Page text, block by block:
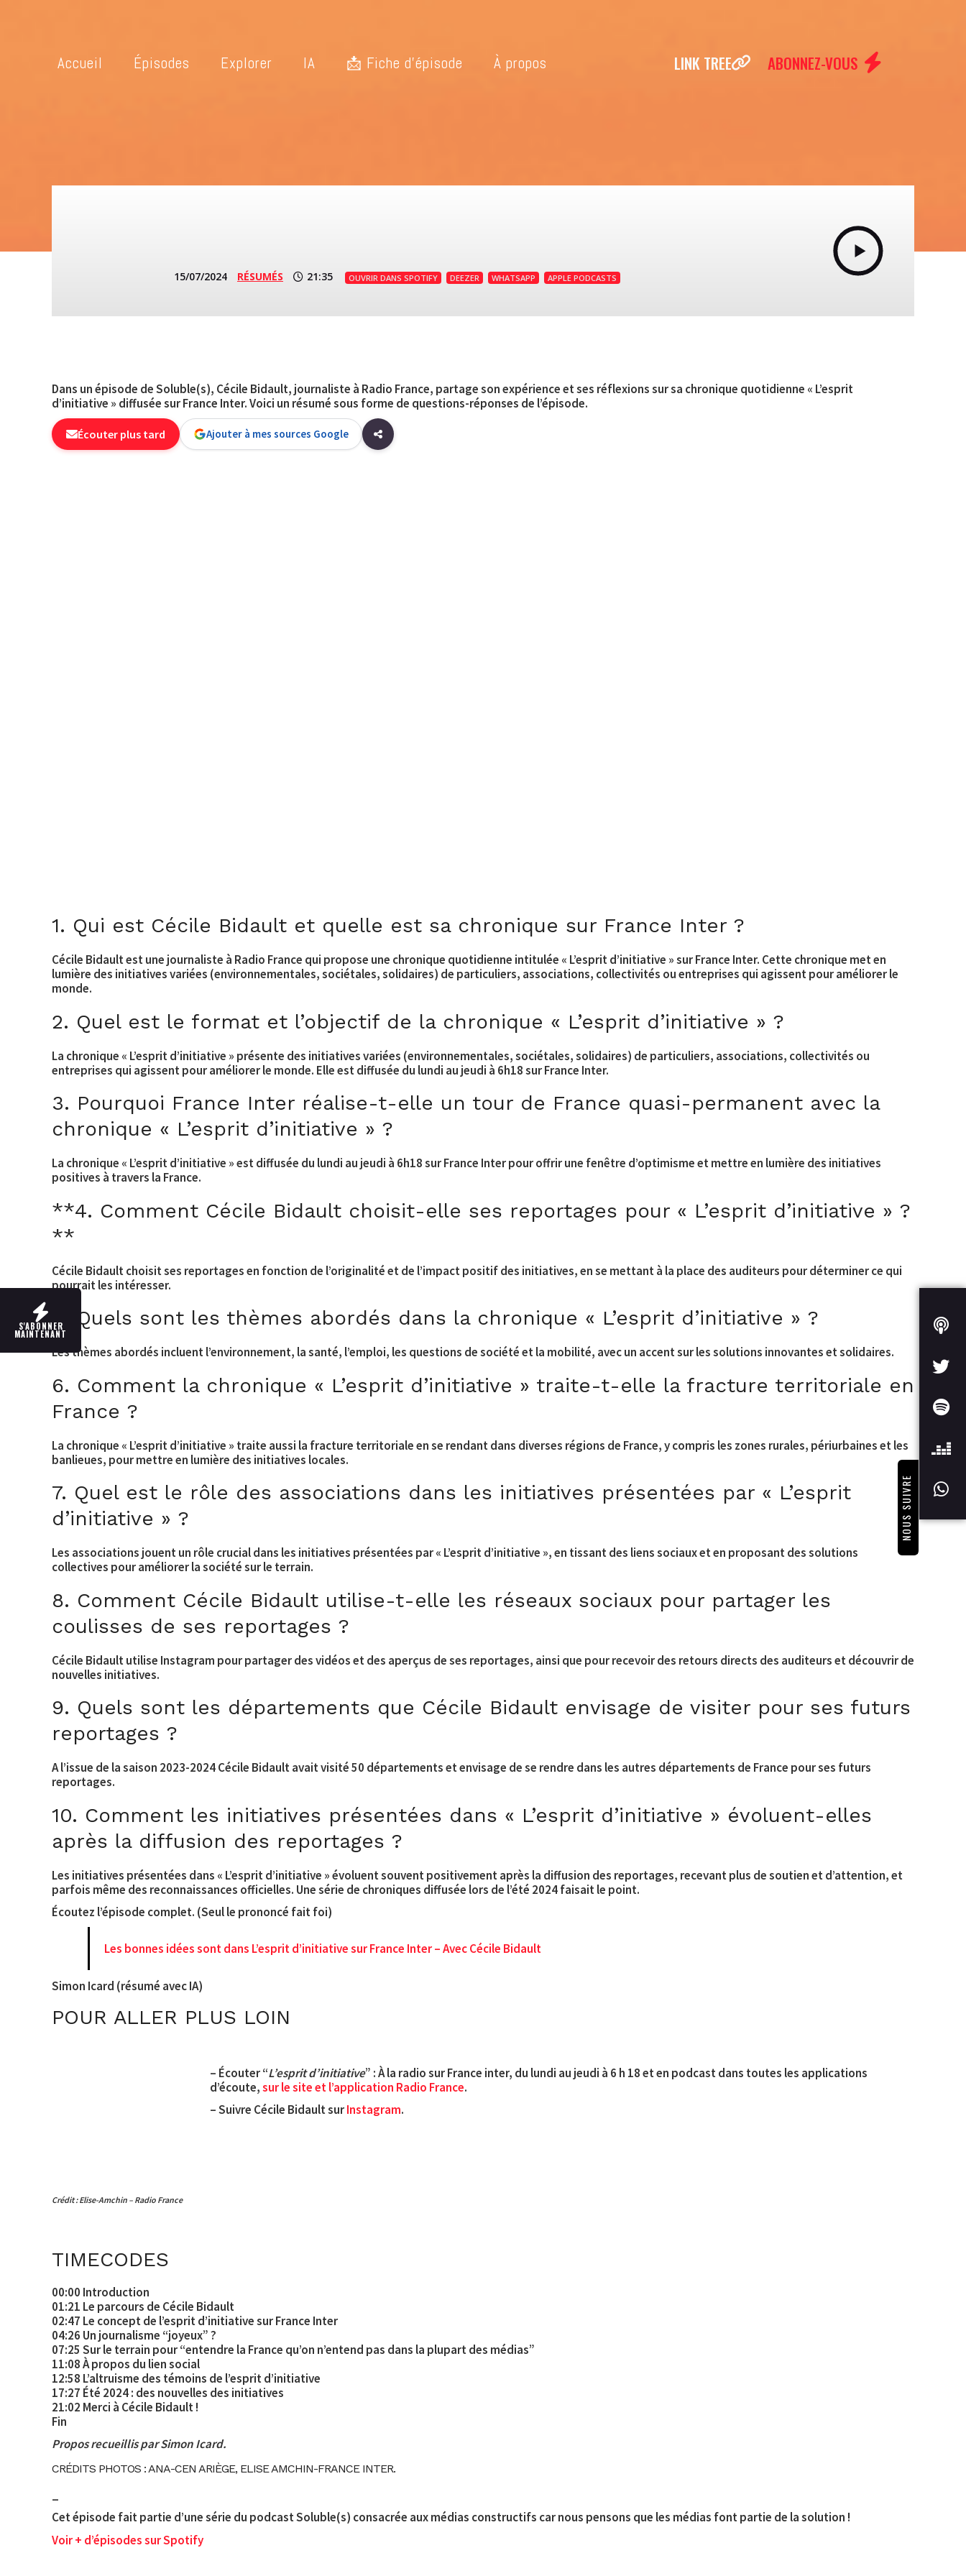
Accueil Épisodes Explorer IA 📩 Fiche d’épisode À propos LINK TREE ABONNEZ-VOUS
NOUS SUIVRE
S'ABONNER
MAINTENANT
15/07/2024 RÉSUMÉS 21:35 OUVRIR DANS SPOTIFY DEEZER WHATSAPP APPLE PODCASTS
Dans un épisode de Soluble(s), Cécile Bidault, journaliste à Radio France, partage son expérience et ses réflexions sur sa chronique quotidienne « L’esprit
d’initiative » diffusée sur France Inter. Voici un résumé sous forme de questions-réponses de l’épisode.
Écouter plus tard Ajouter à mes sources Google
1. Qui est Cécile Bidault et quelle est sa chronique sur France Inter ?
Cécile Bidault est une journaliste à Radio France qui propose une chronique quotidienne intitulée « L’esprit d’initiative » sur France Inter. Cette chronique met en
lumière des initiatives variées (environnementales, sociétales, solidaires) de particuliers, associations, collectivités ou entreprises qui agissent pour améliorer le
monde.
2. Quel est le format et l’objectif de la chronique « L’esprit d’initiative » ?
La chronique « L’esprit d’initiative » présente des initiatives variées (environnementales, sociétales, solidaires) de particuliers, associations, collectivités ou
entreprises qui agissent pour améliorer le monde. Elle est diffusée du lundi au jeudi à 6h18 sur France Inter.
3. Pourquoi France Inter réalise-t-elle un tour de France quasi-permanent avec la
chronique « L’esprit d’initiative » ?
La chronique « L’esprit d’initiative » est diffusée du lundi au jeudi à 6h18 sur France Inter pour offrir une fenêtre d’optimisme et mettre en lumière des initiatives
positives à travers la France.
**4. Comment Cécile Bidault choisit-elle ses reportages pour « L’esprit d’initiative » ?
**
Cécile Bidault choisit ses reportages en fonction de l’originalité et de l’impact positif des initiatives, en se mettant à la place des auditeurs pour déterminer ce qui
pourrait les intéresser.
5. Quels sont les thèmes abordés dans la chronique « L’esprit d’initiative » ?
Les thèmes abordés incluent l’environnement, la santé, l’emploi, les questions de société et la mobilité, avec un accent sur les solutions innovantes et solidaires.
6. Comment la chronique « L’esprit d’initiative » traite-t-elle la fracture territoriale en
France ?
La chronique « L’esprit d’initiative » traite aussi la fracture territoriale en se rendant dans diverses régions de France, y compris les zones rurales, périurbaines et les
banlieues, pour mettre en lumière des initiatives locales.
7. Quel est le rôle des associations dans les initiatives présentées par « L’esprit
d’initiative » ?
Les associations jouent un rôle crucial dans les initiatives présentées par « L’esprit d’initiative », en tissant des liens sociaux et en proposant des solutions
collectives pour améliorer la société sur le terrain.
8. Comment Cécile Bidault utilise-t-elle les réseaux sociaux pour partager les
coulisses de ses reportages ?
Cécile Bidault utilise Instagram pour partager des vidéos et des aperçus de ses reportages, ainsi que pour recevoir des retours directs des auditeurs et découvrir de
nouvelles initiatives.
9. Quels sont les départements que Cécile Bidault envisage de visiter pour ses futurs
reportages ?
A l’issue de la saison 2023-2024 Cécile Bidault avait visité 50 départements et envisage de se rendre dans les autres départements de France pour ses futurs
reportages.
10. Comment les initiatives présentées dans « L’esprit d’initiative » évoluent-elles
après la diffusion des reportages ?
Les initiatives présentées dans « L’esprit d’initiative » évoluent souvent positivement après la diffusion des reportages, recevant plus de soutien et d’attention, et
parfois même des reconnaissances officielles. Une série de chroniques diffusée lors de l’été 2024 faisait le point.
Écoutez l’épisode complet. (Seul le prononcé fait foi)
Les bonnes idées sont dans L’esprit d’initiative sur France Inter – Avec Cécile Bidault
Simon Icard (résumé avec IA)
POUR ALLER PLUS LOIN
Crédit : Elise-Amchin – Radio France
– Écouter “L’esprit d’initiative” : À la radio sur France inter, du lundi au jeudi à 6 h 18 et en podcast dans toutes les applications
d’écoute,sur le site et l’application Radio France.
– Suivre Cécile Bidault surInstagram.
TIMECODES
00:00 Introduction
01:21 Le parcours de Cécile Bidault
02:47 Le concept de l’esprit d’initiative sur France Inter
04:26 Un journalisme “joyeux” ?
07:25 Sur le terrain pour “entendre la France qu’on n’entend pas dans la plupart des médias”
11:08 À propos du lien social
12:58 L’altruisme des témoins de l’esprit d’initiative
17:27 Été 2024 : des nouvelles des initiatives
21:02 Merci à Cécile Bidault !
Fin
Propos recueillis par Simon Icard.
CRÉDITS PHOTOS : ANA-CEN ARIÈGE, ELISE AMCHIN-FRANCE INTER.
Cet épisode fait partie d’une série du podcast Soluble(s) consacrée aux médias constructifs car nous pensons que les médias font partie de la solution !
Voir + d’épisodes sur Spotify